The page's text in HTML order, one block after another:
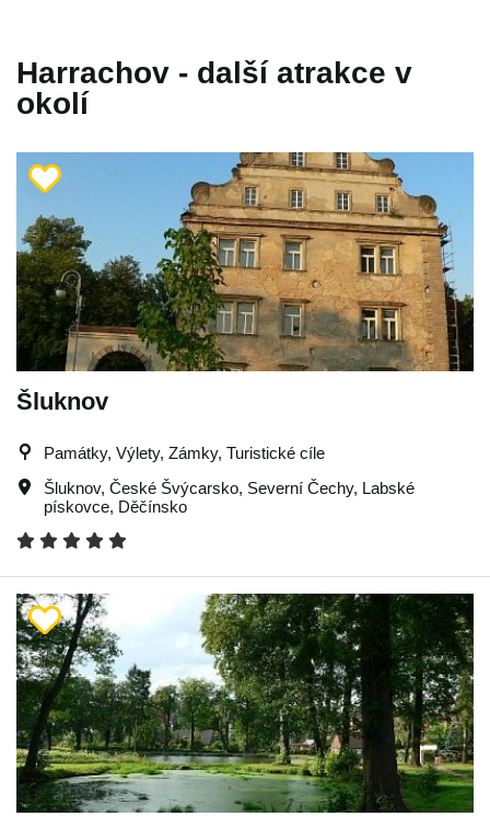
Harrachov - další atrakce v
okolí
Šluknov
Památky, Výlety, Zámky, Turistické cíle
Šluknov, České Švýcarsko, Severní Čechy, Labské
pískovce, Děčínsko